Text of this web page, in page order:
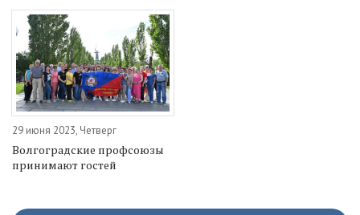
29 июня 2023, Четверг
Волгоградские профсоюзы
принимают гостей